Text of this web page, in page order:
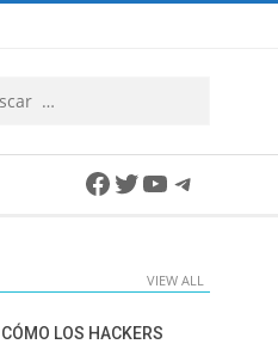
Facebook
Twitter
YouTube
VIEW ALL
CÓMO LOS HACKERS